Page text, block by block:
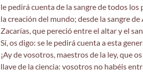
le pedirá cuenta de la sangre de todos
la creación del mundo; desde la sangre
Zacarías, que pereció entre el altar y el
Sí, os digo: se le pedirá cuenta a esta
¡Ay de vosotros, maestros de la ley, que
llave de la ciencia: vosotros no habéis